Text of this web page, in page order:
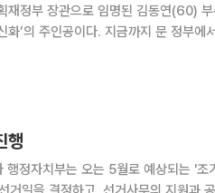
재정부 장관으로 임명된 김동연(60)
화’의 주인공이다. 지금까지 문 정부에
고 전화통화를 한 적도 없다.
행
정자치부는 오는 5월로 예상되는 '조